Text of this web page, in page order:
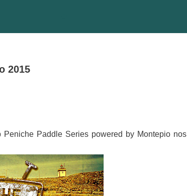
2015
Paddle Series powered by Montepio nos